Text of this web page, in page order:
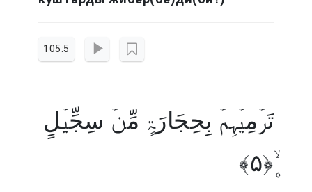
105:5
تَرۡمِیۡہِمۡ بِحِجَارَۃٍ مِّنۡ سِجِّیۡلٍ
۪ۙ﴿۵﴾